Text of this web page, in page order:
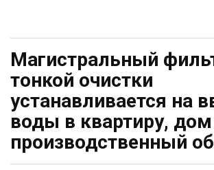
Магистральный
тонкой очистки
устанавливается на
воды в квартиру,
производственный